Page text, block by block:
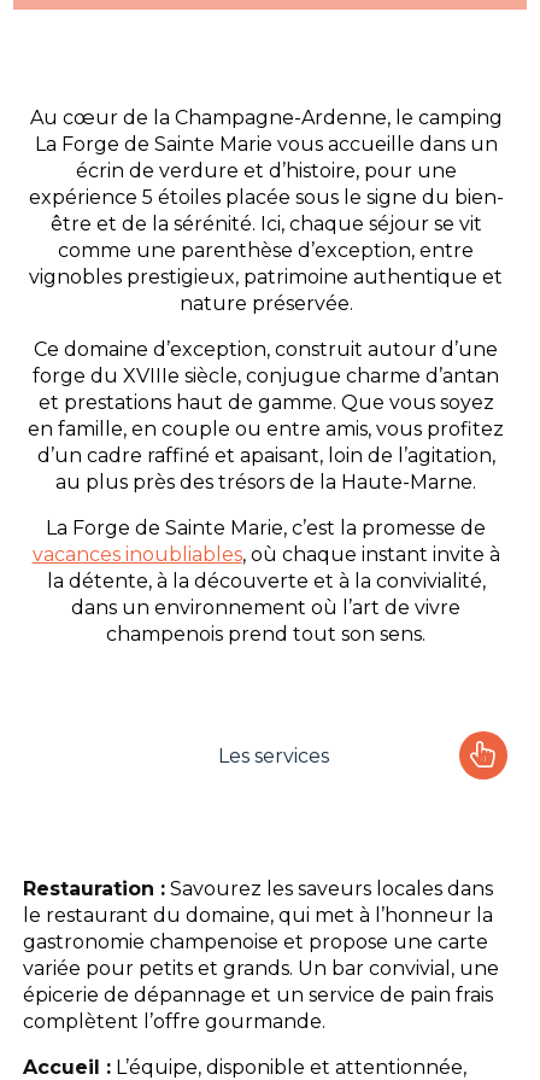
Au cœur de la Champagne-Ardenne, le camping
La Forge de Sainte Marie vous accueille dans un
écrin de verdure et d’histoire, pour une
expérience 5 étoiles placée sous le signe du bien-
être et de la sérénité. Ici, chaque séjour se vit
comme une parenthèse d’exception, entre
vignobles prestigieux, patrimoine authentique et
nature préservée.
Ce domaine d’exception, construit autour d’une
forge du XVIIIe siècle, conjugue charme d’antan
et prestations haut de gamme. Que vous soyez
en famille, en couple ou entre amis, vous profitez
d’un cadre raffiné et apaisant, loin de l’agitation,
au plus près des trésors de la Haute-Marne.
La Forge de Sainte Marie, c’est la promesse de
vacances inoubliables, où chaque instant invite à
la détente, à la découverte et à la convivialité,
dans un environnement où l’art de vivre
champenois prend tout son sens.
Les services
L'espace Aquatique
Les activités
Les infos pratiques
Restauration : Savourez les saveurs locales dans
le restaurant du domaine, qui met à l’honneur la
gastronomie champenoise et propose une carte
variée pour petits et grands. Un bar convivial, une
épicerie de dépannage et un service de pain frais
complètent l’offre gourmande.
Accueil : L’équipe, disponible et attentionnée,